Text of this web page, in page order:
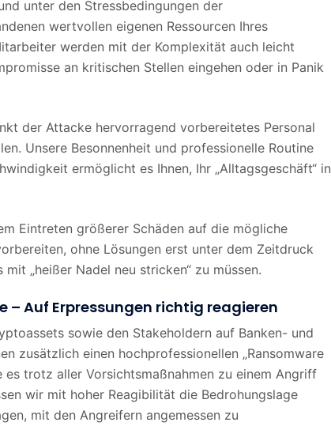
unter den Stressbedingungen der
wertvollen eigenen Ressourcen Ihres
werden mit der Komplexität auch leicht
an kritischen Stellen eingehen oder in Panik
der Attacke hervorragend vorbereitetes Personal
Unsere Besonnenheit und professionelle Routine
ermöglicht es Ihnen, Ihr „Alltagsgeschäft“ in
Eintreten größerer Schäden auf die mögliche
ohne Lösungen erst unter dem Zeitdruck
„heißer Nadel neu stricken“ zu müssen.
– Auf Erpressungen richtig reagieren
sowie den Stakeholdern auf Banken- und
zusätzlich einen hochprofessionellen „Ransomware
es trotz aller Vorsichtsmaßnahmen zu einem Angriff
wir mit hoher Reagibilität die Bedrohungslage
mit den Angreifern angemessen zu